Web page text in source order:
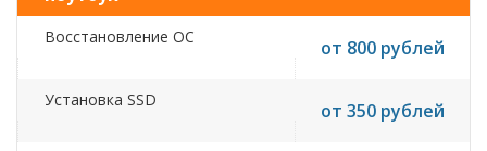
Восстановление ОС от 800 рублей
Установка SSD от 350 рублей